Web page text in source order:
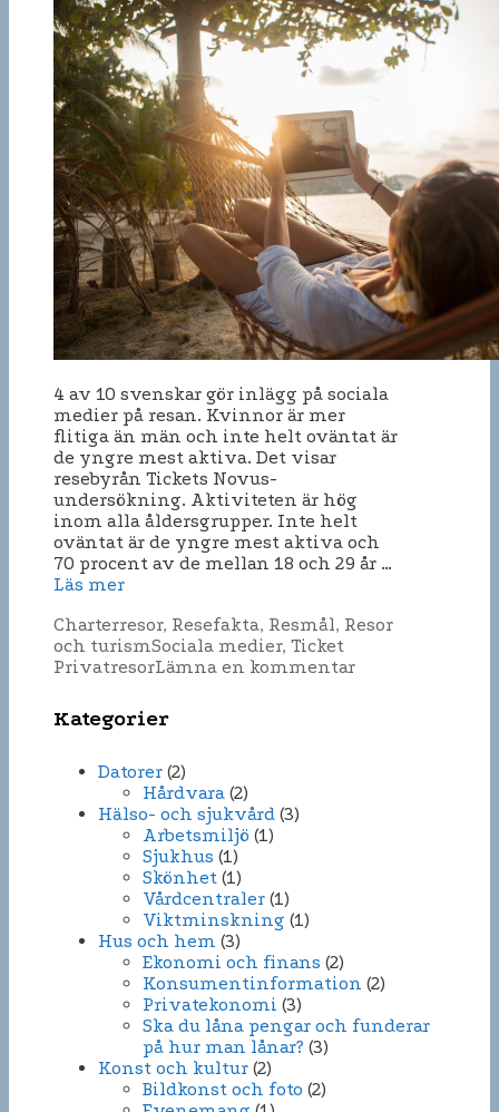
4 av 10 svenskar gör inlägg på sociala
medier på resan. Kvinnor är mer
flitiga än män och inte helt oväntat är
de yngre mest aktiva. Det visar
resebyrån Tickets Novus-
undersökning. Aktiviteten är hög
inom alla åldersgrupper. Inte helt
oväntat är de yngre mest aktiva och
70 procent av de mellan 18 och 29 år …
Läs mer
Kategorier
Charterresor, Resefakta, Resmål, Resor
och turismEtiketter
Sociala medier, Ticket
PrivatresorLämna en kommentar
Kategorier
Datorer (2)
Hårdvara (2)
Hälso- och sjukvård (3)
Arbetsmiljö (1)
Sjukhus (1)
Skönhet (1)
Vårdcentraler (1)
Viktminskning (1)
Hus och hem (3)
Ekonomi och finans (2)
Konsumentinformation (2)
Privatekonomi (3)
Ska du låna pengar och funderar
på hur man lånar? (3)
Konst och kultur (2)
Bildkonst och foto (2)